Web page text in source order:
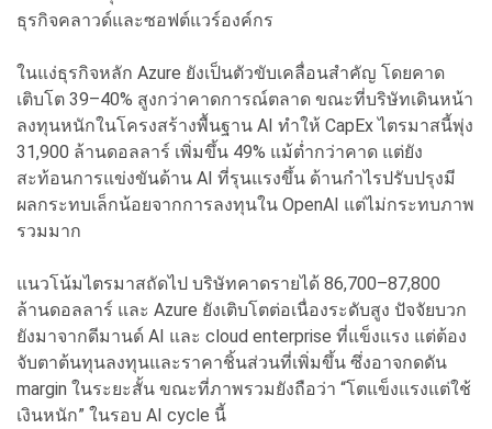
ธุรกิจคลาวด์และซอฟต์แวร์องค์กร
ในแง่ธุรกิจหลัก Azure ยังเป็นตัวขับเคลื่อนสำคัญ โดยคาด
เติบโต 39–40% สูงกว่าคาดการณ์ตลาด ขณะที่บริษัทเดินหน้า
ลงทุนหนักในโครงสร้างพื้นฐาน AI ทำให้ CapEx ไตรมาสนี้พุ่ง
31,900 ล้านดอลลาร์ เพิ่มขึ้น 49% แม้ต่ำกว่าคาด แต่ยัง
สะท้อนการแข่งขันด้าน AI ที่รุนแรงขึ้น ด้านกำไรปรับปรุงมี
ผลกระทบเล็กน้อยจากการลงทุนใน OpenAI แต่ไม่กระทบภาพ
รวมมาก
แนวโน้มไตรมาสถัดไป บริษัทคาดรายได้ 86,700–87,800
ล้านดอลลาร์ และ Azure ยังเติบโตต่อเนื่องระดับสูง ปัจจัยบวก
ยังมาจากดีมานด์ AI และ cloud enterprise ที่แข็งแรง แต่ต้อง
จับตาต้นทุนลงทุนและราคาชิ้นส่วนที่เพิ่มขึ้น ซึ่งอาจกดดัน
margin ในระยะสั้น ขณะที่ภาพรวมยังถือว่า “โตแข็งแรงแต่ใช้
เงินหนัก” ในรอบ AI cycle นี้